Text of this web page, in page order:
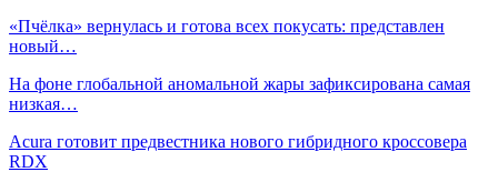
«Пчёлка» вернулась и готова всех покусать: представлен
новый…
На фоне глобальной аномальной жары зафиксирована самая
низкая…
Acura готовит предвестника нового гибридного кроссовера
RDX